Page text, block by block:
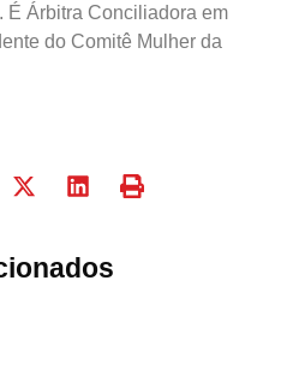
É Árbitra Conciliadora em
do Comitê Mulher da